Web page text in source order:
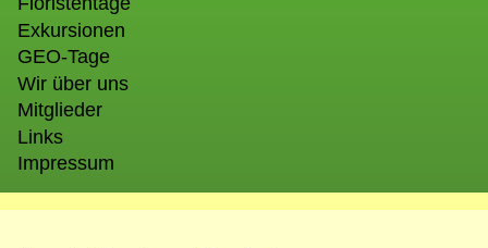
Exkursionen
GEO-Tage
Wir über uns
Mitglieder
Links
Impressum